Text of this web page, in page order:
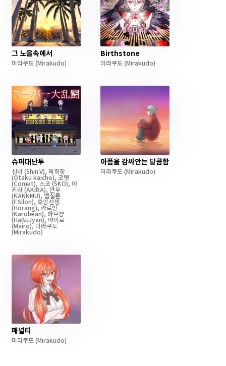
그 노을속에서
미라쿠도(Mirakudo)
Birthstone
미라쿠도(Mirakudo)
슈퍼대난투
신비 (Shin.V), 덕회장
(Otaku kaicho), 코멧
(Comet), 스코 (SKO), 아
키라(AKIRA), 깐무
(KANNMU), 엡실론
(F.Silon), 호랑선생
(Horang), 카로빈
(Karobean), 하브쟝
(HaBuJyan), 마이로
(Mairo), 미라쿠도
(Mirakudo)
아픔을 감싸안는 달콤함
미라쿠도(Mirakudo)
패널티
미라쿠도(Mirakudo)